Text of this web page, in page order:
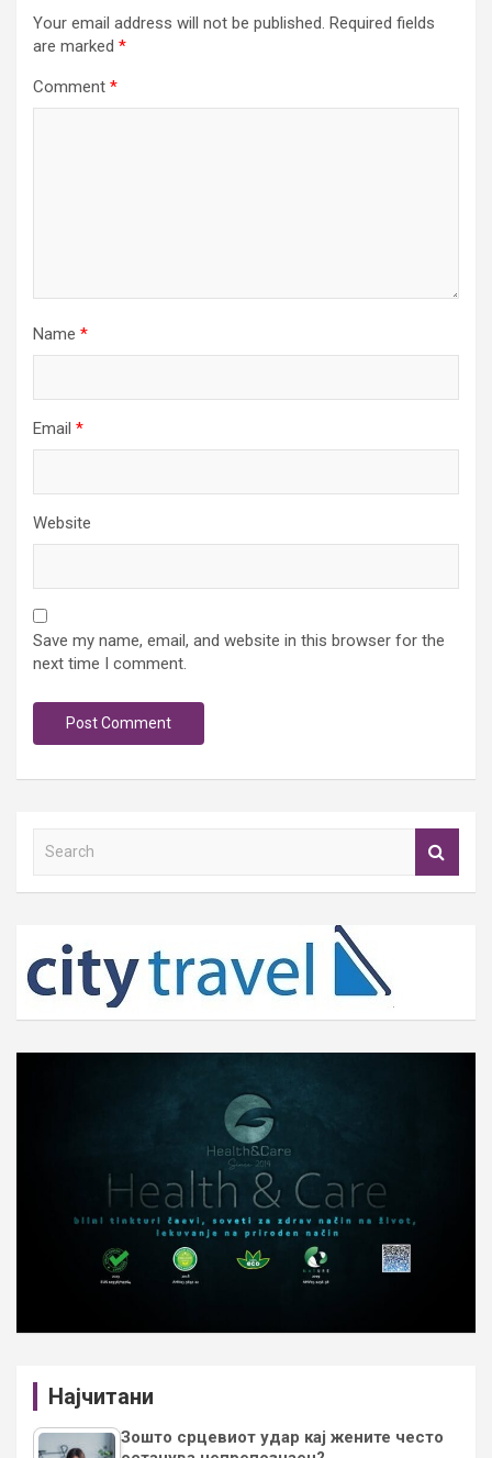
Your email address will not be published. Required fields
are marked *
Comment *
Name *
Email *
Website
Save my name, email, and website in this browser for the
next time I comment.
h
Најчитани
Зошто срцевиот удар кај жените често